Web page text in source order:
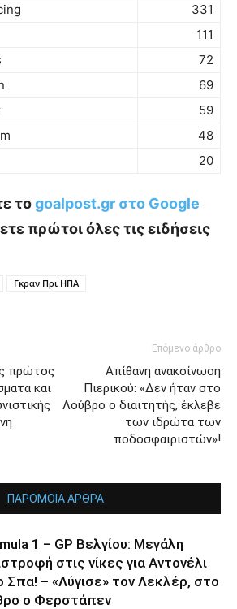
331
111
72
69
59
48
20
τοgoalpost.gr στο Google
πρώτοι όλες τις ειδήσεις
Γκραν Πρι ΗΠΑ
πρώτος
και
Επόμενο άρθρο
Απίθανη ανακοίνωση
Πιερικού: «Δεν ήταν στο
Λούβρο ο διαιτητής, έκλεβε
των ιδρώτα των
ποδοσφαιριστών»!
ΠΑΡΟΜΟΙΑ ΑΡΘΡΑ
1 – GP Βελγίου: Μεγάλη
στις νίκες για Αντονέλι
Σπα! – «Λύγισε» τον Λεκλέρ, στο
ο Φερστάπεν